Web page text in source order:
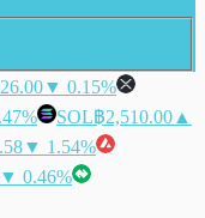
▼ 0.15%
SOL฿2,510.00 ▲
▼ 1.54%
▼ 0.46%